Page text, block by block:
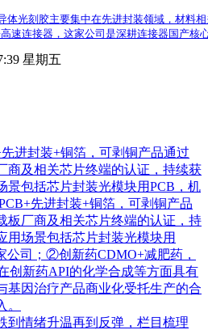
光刻胶主要集中在先进封装领域，材料
连接器，这家公司是深耕连接器国产核
星期五
先进封装+铜箔，可剥铜产品通过
商及相关芯片终端的认证，持续获
景包括芯片封装光模块用PCB，机
先进封装+铜箔，可剥铜产品
板厂商及相关芯片终端的认证，持
用场景包括芯片封装光模块用
公司；②创新药CDMO+减肥药，
创新药API的化学合成等方面具有
基因治疗产品商业化受托生产的合
到情绪升温再到反弹，栏目梳理